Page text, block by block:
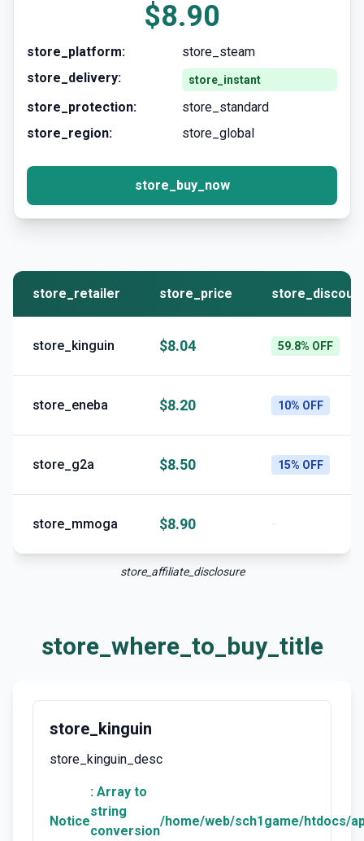
$8.90
store_platform:
store_steam
store_delivery:
store_instant
store_protection:
store_standard
store_region:
store_global
store_buy_now
store_retailer store_price
store_kinguin $8.04 59.8% OFF
store_eneba $8.20 10% OFF
store_g2a $8.50 15% OFF
store_mmoga $8.90 -
store_affiliate_disclosure
store_where_to_buy_title
store_kinguin
store_kinguin_desc
Notice
: Array to
string
conversion
/home/web/sch1game/htdocs/